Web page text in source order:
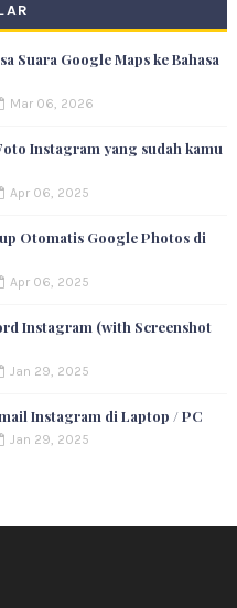
Suara Google Maps ke Bahasa
Mar 06, 2026
Instagram yang sudah kamu
Apr 06, 2025
Otomatis Google Photos di
Apr 06, 2025
Instagram (with Screenshot
Jan 29, 2025
Instagram di Laptop / PC
Jan 29, 2025